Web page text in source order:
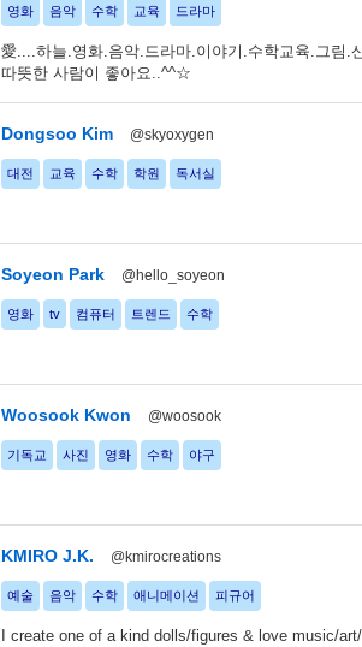
영화 음악 수학 교육 드라마
愛....하늘.영화.음악.드라마.이야기.수학교육.그림.
따뜻한 사람이 좋아요..^^☆
Dongsoo Kim @skyoxygen
대전 교육 수학 학원 독서실
Soyeon Park @hello_soyeon
영화 tv 컴퓨터 트렌드 수학
Woosook Kwon @woosook
기독교 사진 영화 수학 야구
KMIRO J.K. @kmirocreations
예술 음악 수학 애니메이션 피규어
I create one of a kind dolls/figures & love music/